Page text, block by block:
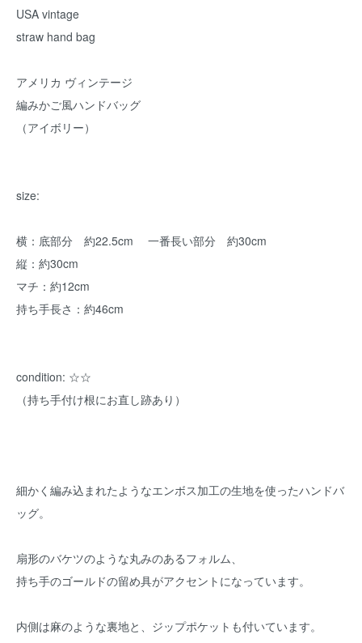
USA vintage
straw hand bag
アメリカ ヴィンテージ
編みかご風ハンドバッグ
（アイボリー）
size:
横：底部分 約22.5cm 一番長い部分 約30cm
縦：約30cm
マチ：約12cm
持ち手長さ：約46cm
condition: ☆☆
（持ち手付け根にお直し跡あり）
細かく編み込まれたようなエンボス加工の生地を使ったハンドバ
ッグ。
扇形のバケツのような丸みのあるフォルム、
持ち手のゴールドの留め具がアクセントになっています。
内側は麻のような裏地と、ジップポケットも付いています。